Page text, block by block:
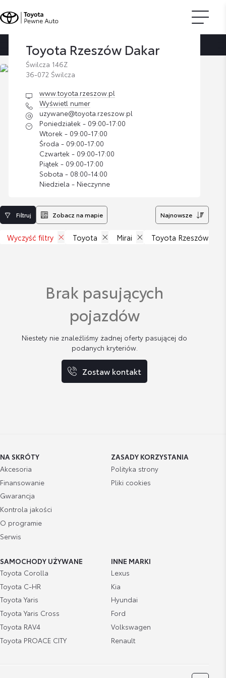
Strona główna Znajdź dilera Toyota Rzeszów Dakar
Toyota Rzeszów Dakar
Świlcza 146Z
36-072 Świlcza
www.toyota.rzeszow.pl
Wyświetl numer
uzywane@toyota.rzeszow.pl
Poniedziałek - 09:00-17:00
Wtorek - 09:00-17:00
Środa - 09:00-17:00
Czwartek - 09:00-17:00
Piątek - 09:00-17:00
Sobota - 08:00-14:00
Niedziela - Nieczynne
Filtruj Zobacz na mapie Najnowsze
Wyczyść filtry Toyota Mirai Toyota Rzeszów
Brak pasujących
pojazdów
Niestety nie znaleźliśmy żadnej oferty pasującej do
podanych kryteriów.
Zostaw kontakt
NA SKRÓTY
Akcesoria
Finansowanie
Gwarancja
Kontrola jakości
O programie
Serwis
ZASADY KORZYSTANIA
Polityka strony
Pliki cookies
SAMOCHODY UŻYWANE
Toyota Corolla
Toyota C-HR
Toyota Yaris
Toyota Yaris Cross
Toyota RAV4
Toyota PROACE CITY
INNE MARKI
Lexus
Kia
Hyundai
Ford
Volkswagen
Renault